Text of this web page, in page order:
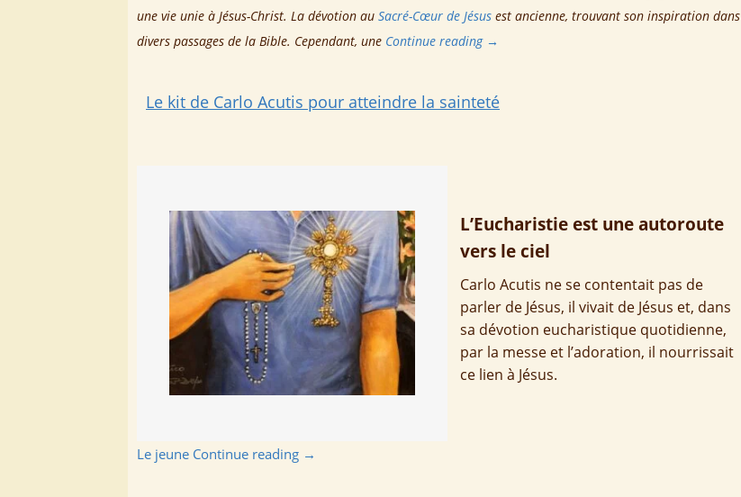
une vie unie à Jésus-Christ. La dévotion au Sacré-Cœur de Jésus est ancienne, trouvant son inspiration dans
divers passages de la Bible. Cependant, une Continue reading →
Le kit de Carlo Acutis pour atteindre la sainteté
L’Eucharistie est une autoroute
vers le ciel
Carlo Acutis ne se contentait pas de
parler de Jésus, il vivait de Jésus et, dans
sa dévotion eucharistique quotidienne,
par la messe et l’adoration, il nourrissait
ce lien à Jésus.
Le jeune Continue reading →